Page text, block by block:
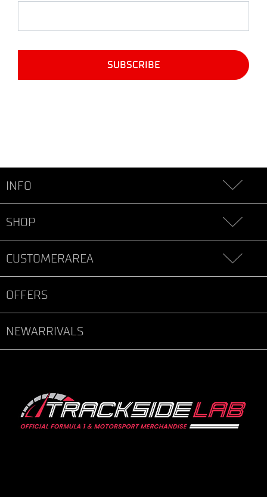
INFO
SHOP
CUSTOMERAREA
OFFERS
NEWARRIVALS